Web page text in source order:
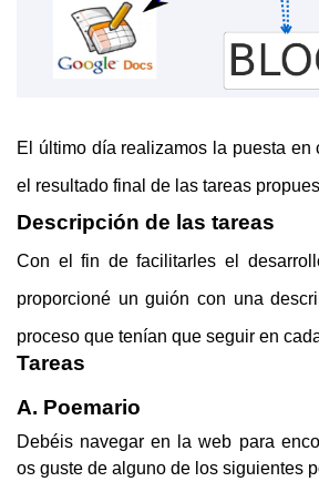
El último día realizamos la puesta en
el resultado final de las tareas
Descripción de las tareas
Con el fin de facilitarles el
proporcioné un guión con una
proceso que tenían que seguir en
Tareas
A. Poemario
Debéis navegar en la web para
os guste de alguno de los siguientes